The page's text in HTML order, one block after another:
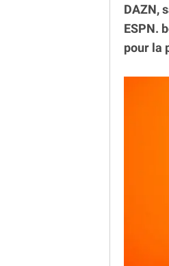
DAZN,
ESPN.
pour la